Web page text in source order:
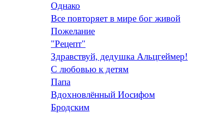
Однако
Все повторяет в мире бог живой
Пожелание
"Рецепт"
Здравствуй, дедушка Альцгеймер!
С любовью к детям
Папа
Вдохновлённый Иосифом
Бродским